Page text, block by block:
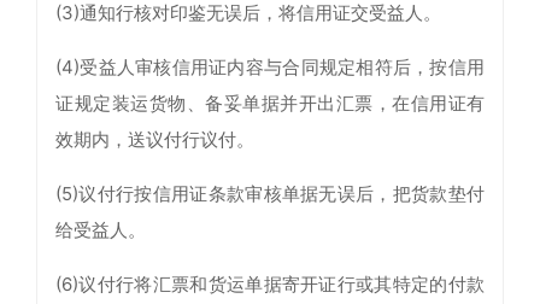
(3)通知行核对印鉴无误后，将信用证交受益人。
(4)受益人审核信用证内容与合同规定相符后，按信用
证规定装运货物、备妥单据并开出汇票，在信用证有
效期内，送议付行议付。
(5)议付行按信用证条款审核单据无误后，把货款垫付
给受益人。
(6)议付行将汇票和货运单据寄开证行或其特定的付款